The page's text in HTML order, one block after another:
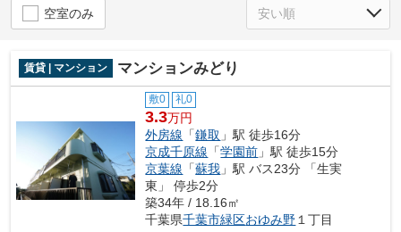
空室のみ
賃貸 | マンション マンションみどり
敷0 礼0
3.3万円
外房線 「鎌取 」駅 徒歩16分
京成千原線 「学園前 」駅 徒歩15分
京葉線 「蘇我 」駅 バス23分 「生実
東」 停歩2分
築34年 / 18.16㎡
千葉県千葉市緑区おゆみ野１丁目